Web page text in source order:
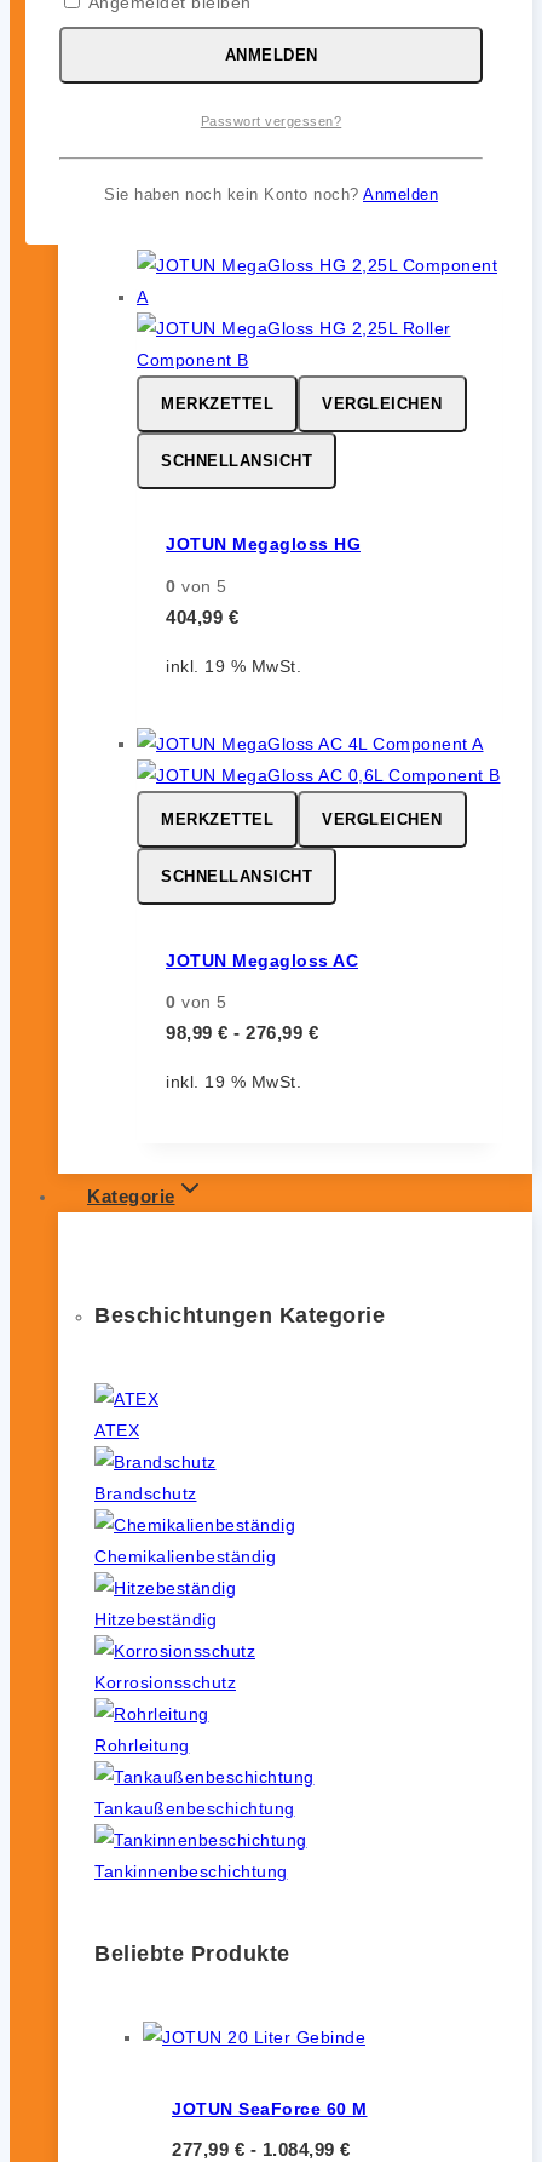
JOTUN Aqualine Spray
inkl. 19 % MwSt.
MERKZETTEL VERGLEICHEN
SCHNELLANSICHT
JOTUN Megagloss HG
0 von 5
404,99 €
inkl. 19 % MwSt.
MERKZETTEL VERGLEICHEN
SCHNELLANSICHT
JOTUN Megagloss AC
0 von 5
98,99 € - 276,99 €
inkl. 19 % MwSt.
Kategorie
Beschichtungen Kategorie
ATEX
Brandschutz
Chemikalienbeständig
Hitzebeständig
Korrosionsschutz
Rohrleitung
Tankaußenbeschichtung
Tankinnenbeschichtung
Beliebte Produkte
JOTUN SeaForce 60 M
277,99 € - 1.084,99 €
ANMELDEN
Passwort vergessen?
Sie haben noch kein Konto noch? Anmelden